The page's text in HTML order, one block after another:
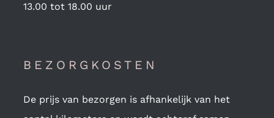
13.00 tot 18.00 uur
BEZORGKOSTEN
De prijs van bezorgen is afhankelijk van het